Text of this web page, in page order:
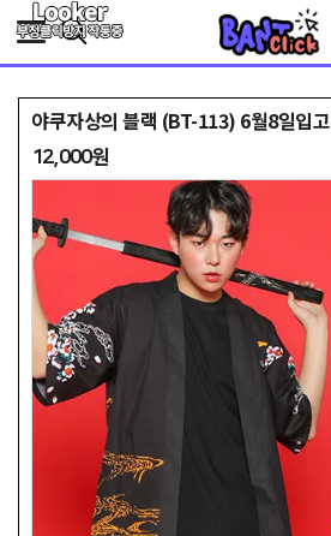
Toggle
야쿠자상의 블랙 (BT-113) 6월8일입고
12,000원